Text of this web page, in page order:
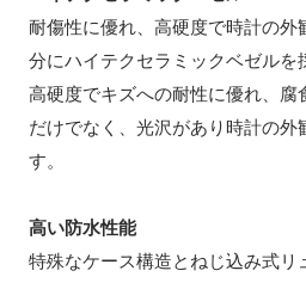
耐傷性に優れ、高硬度で時計の外
分にハイテクセラミックベゼル
高硬度でキズへの耐性に優れ、腐
だけでなく、光沢があり時計の外
す。
高い防水性能
特殊なケース構造とねじ込み式リ